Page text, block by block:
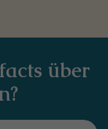
über